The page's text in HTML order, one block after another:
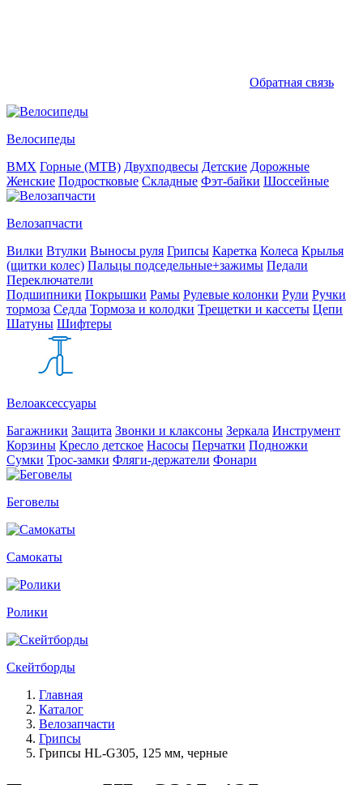
Обратная связь
Велосипеды
BMX Горные (MTB) Двухподвесы Детские Дорожные
Женские Подростковые Складные Фэт-байки Шоссейные
Велозапчасти
Вилки Втулки Выносы руля Грипсы Каретка Колеса Крылья
(щитки колес) Пальцы подседельные+зажимы Педали
Переключатели
Подшипники Покрышки Рамы Рулевые колонки Рули Ручки
тормоза Седла Тормоза и колодки Трещетки и кассеты Цепи
Шатуны Шифтеры
Велоаксессуары
Багажники Защита Звонки и клаксоны Зеркала Инструмент
Корзины Кресло детское Насосы Перчатки Подножки
Сумки Трос-замки Фляги-держатели Фонари
Беговелы
Самокаты
Ролики
Скейтборды
Главная
Каталог
Велозапчасти
Грипсы
Грипсы HL-G305, 125 мм, черные